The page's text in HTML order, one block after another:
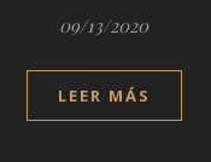
09/13/2020
LEER MÁS